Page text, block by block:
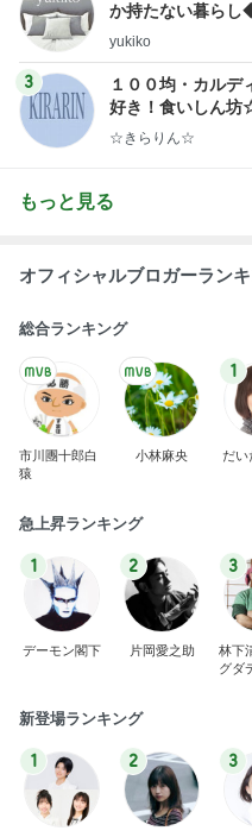
か持たない暮らし
ep Life Simple◆〜
yukiko
3
１００均・カルデ
好き！食いしん坊
らりん☆のブログ
☆きらりん☆
もっと見る
オフィシャルブロガーラン
総合ランキング
市川團十郎白
猿
小林麻央
1
だい
急上昇ランキング
1
デーモン閣下
2
片岡愛之助
3
林下
グダ
新登場ランキング
1 2 3